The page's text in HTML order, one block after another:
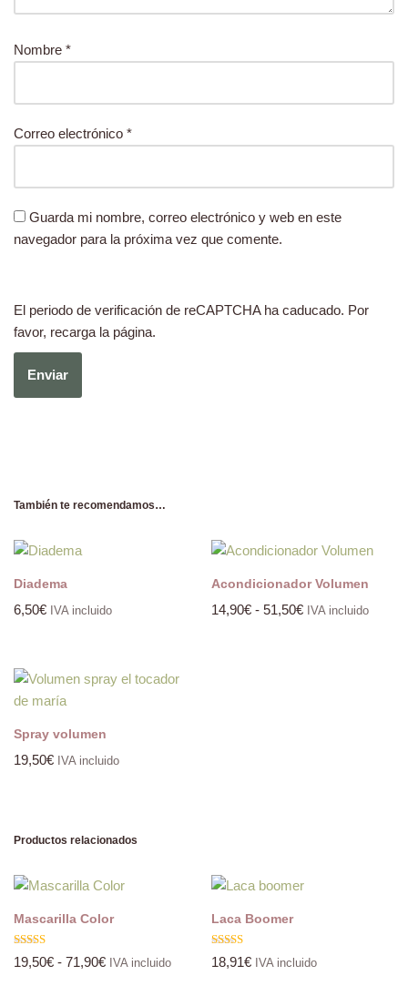
Nombre *
Correo electrónico *
Guarda mi nombre, correo electrónico y web en este
navegador para la próxima vez que comente.
El periodo de verificación de reCAPTCHA ha caducado. Por
favor, recarga la página.
También te recomendamos…
Diadema
6,50€ IVA incluido
Acondicionador Volumen
14,90€ - 51,50€ IVA incluido
Spray volumen
19,50€ IVA incluido
Productos relacionados
Mascarilla Color
Valorado
con
19,50€ - 71,90€ IVA incluido
Laca Boomer
Valorado
con
18,91€ IVA incluido